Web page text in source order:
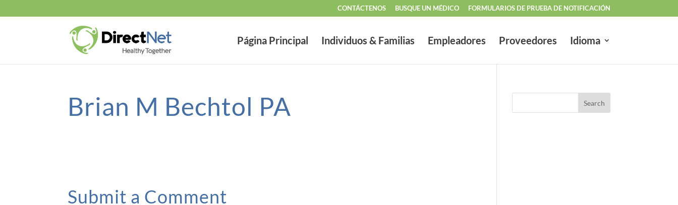
CONTÁCTENOS BUSQUE UN MÉDICO FORMULARIOS DE PRUEBA DE NOTIFICACIÓN
Página Principal Individuos & Familias Empleadores Proveedores Idioma
Brian M Bechtol PA
Submit a Comment